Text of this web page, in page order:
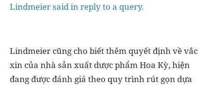
Lindmeier said in reply to a query.
Lindmeier cũng cho biết thêm quyết định về vắc
xin của nhà sản xuất dược phẩm Hoa Kỳ, hiện
đang được đánh giá theo quy trình rút gọn dựa